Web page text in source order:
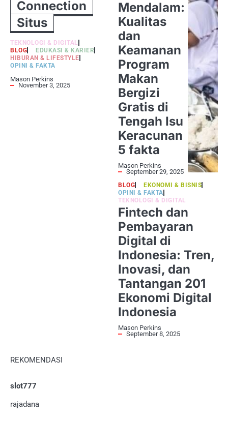
Connection
Situs
TEKNOLOGI & DIGITAL
BLOG
EDUKASI & KARIER
HIBURAN & LIFESTYLE
OPINI & FAKTA
Mason Perkins
November 3, 2025
Mendalam:
Kualitas
dan
Keamanan
Program
Makan
Bergizi
Gratis di
Tengah Isu
Keracunan
5 fakta
Mason Perkins
September 29, 2025
Fintech dan
Pembayaran
Digital di
Indonesia: Tren,
Inovasi, dan
Tantangan 201
Ekonomi Digital
Indonesia
BLOG
EKONOMI & BISNIS
OPINI & FAKTA
TEKNOLOGI & DIGITAL
Mason Perkins
September 8, 2025
REKOMENDASI
slot777
rajadana